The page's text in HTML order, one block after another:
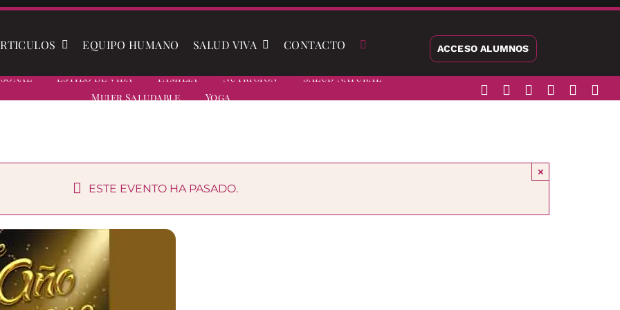
EQUIPO HUMANO SALUD VIVA CONTACTO ACCESO ALUMNOS
Estilo De Vida Familia Nutrición
Salud Natural
Mujer Saludable
Yoga
ESTE EVENTO HA PASADO.
×